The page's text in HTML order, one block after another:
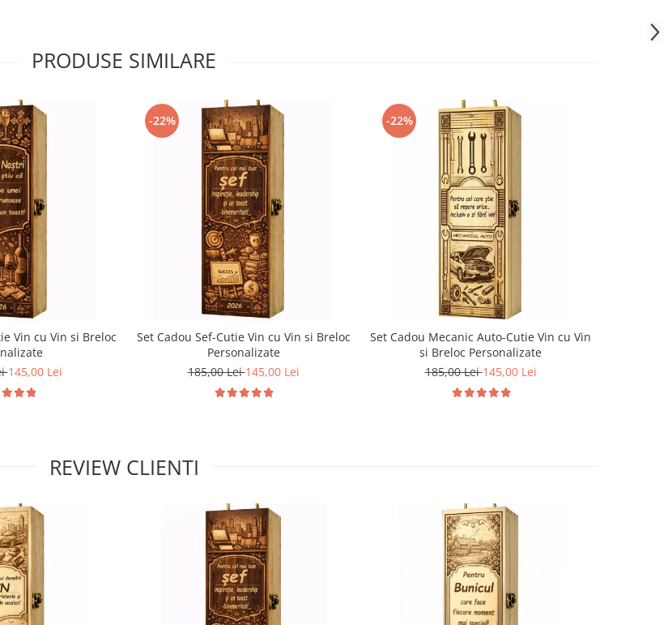
PRODUSE SIMILARE
Vin cu Vin si Breloc
145,00 Lei
-22%
Set Cadou Sef-Cutie Vin cu Vin si Breloc
Personalizate
185,00 Lei145,00 Lei
-22%
Set Cadou Mecanic Auto-Cutie Vin cu Vin
si Breloc Personalizate
185,00 Lei145,00 Lei
REVIEW CLIENTI